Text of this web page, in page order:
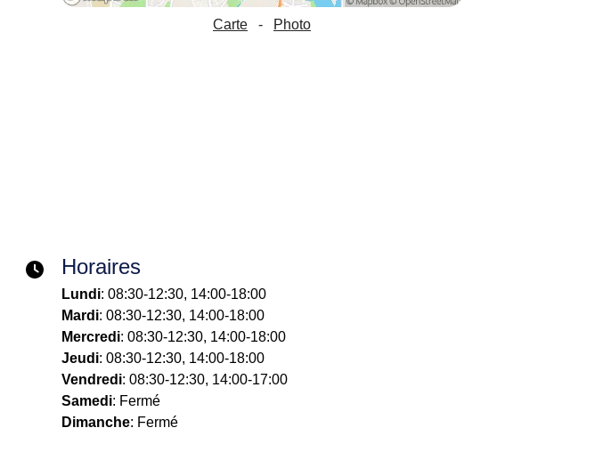
Carte - Photo
Horaires
Lundi: 08:30-12:30, 14:00-18:00
Mardi: 08:30-12:30, 14:00-18:00
Mercredi: 08:30-12:30, 14:00-18:00
Jeudi: 08:30-12:30, 14:00-18:00
Vendredi: 08:30-12:30, 14:00-17:00
Samedi: Fermé
Dimanche: Fermé